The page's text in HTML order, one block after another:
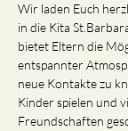
Wir laden Euch
in die Kita
bietet Eltern die
entspannter
neue Kontakte zu
Kinder spielen und
Freundschaften